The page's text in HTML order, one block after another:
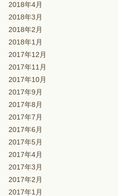
2018年4月
2018年3月
2018年2月
2018年1月
2017年12月
2017年11月
2017年10月
2017年9月
2017年8月
2017年7月
2017年6月
2017年5月
2017年4月
2017年3月
2017年2月
2017年1月